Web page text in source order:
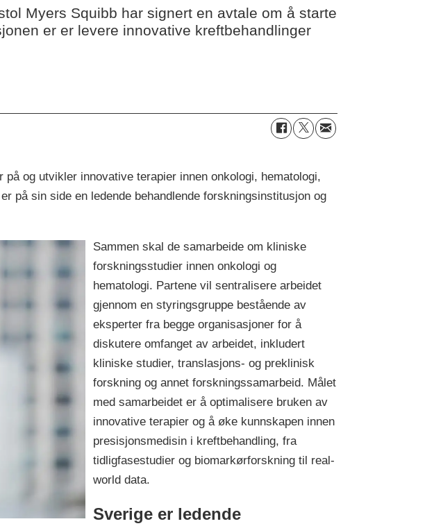
Myers Squibb har signert en avtale om å starte
er er levere innovative kreftbehandlinger
og utvikler innovative terapier innen onkologi, hematologi,
på sin side en ledende behandlende forskningsinstitusjon og
Sammen skal de samarbeide om kliniske
forskningsstudier innen onkologi og
hematologi. Partene vil sentralisere arbeidet
gjennom en styringsgruppe bestående av
eksperter fra begge organisasjoner for å
diskutere omfanget av arbeidet, inkludert
kliniske studier, translasjons- og preklinisk
forskning og annet forskningssamarbeid. Målet
med samarbeidet er å optimalisere bruken av
innovative terapier og å øke kunnskapen innen
presisjonsmedisin i kreftbehandling, fra
tidligfasestudier og biomarkørforskning til real-
world data.
Sverige er ledende